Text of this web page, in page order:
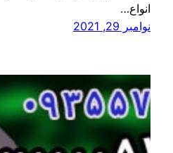
انواع…
نوامبر 29, 2021